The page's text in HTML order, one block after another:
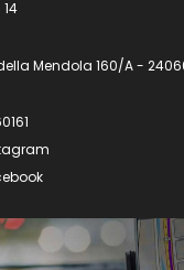
Mendola 160/A -